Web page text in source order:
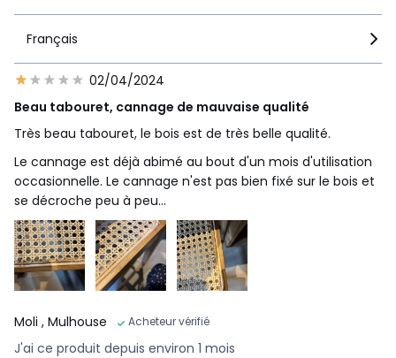
Français
02/04/2024
Beau tabouret, cannage de mauvaise qualité
Très beau tabouret, le bois est de très belle qualité.
Le cannage est déjà abimé au bout d'un mois d'utilisation
occasionnelle. Le cannage n'est pas bien fixé sur le bois et
se décroche peu à peu...
Moli , Mulhouse Acheteur vérifié
J'ai ce produit depuis environ 1 mois